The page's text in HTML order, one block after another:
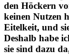
den Höckern
keinen Nutzen
Eitelkeit, und
Deshalb habe
sie sind dazu